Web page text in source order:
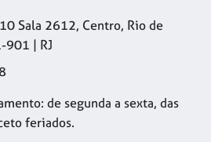
Sala 2612, Centro, Rio de
901 | RJ
de segunda a sexta, das
feriados.